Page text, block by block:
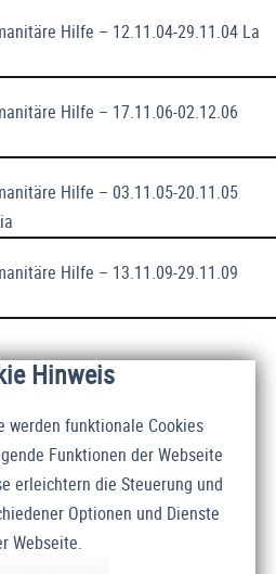
Hilfe – 12.11.04-29.11.04 La
Hilfe – 17.11.06-02.12.06
Hilfe – 03.11.05-20.11.05
Hilfe – 13.11.09-29.11.09
Hinweis
werden funktionale Cookies
Funktionen der Webseite
erleichtern die Steuerung und
Optionen und Dienste
Webseite.